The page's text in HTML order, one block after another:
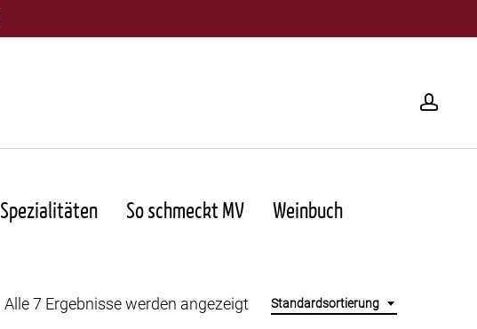
Spezialitäten So schmeckt MV Weinbuch
Standardsortierung
Alle 7 Ergebnisse werden angezeigt